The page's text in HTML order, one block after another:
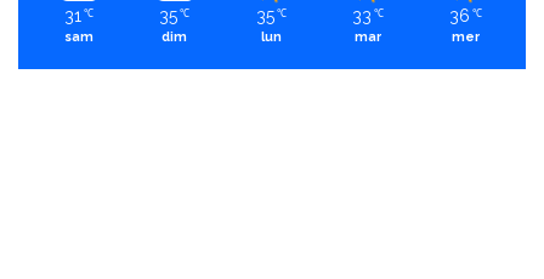
31 ℃
sam
35 ℃
dim
35 ℃
lun
33 ℃
mar
36 ℃
mer